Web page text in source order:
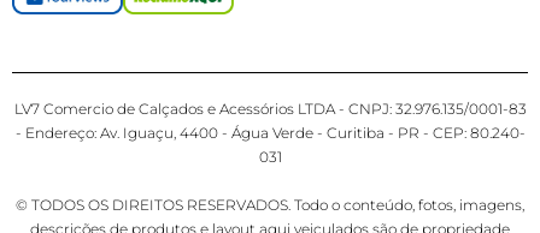
LV7 Comercio de Calçados e Acessórios LTDA - CNPJ: 32.976.135/0001-83
- Endereço: Av. Iguaçu, 4400 - Água Verde - Curitiba - PR - CEP: 80.240-
031
© TODOS OS DIREITOS RESERVADOS. Todo o conteúdo, fotos, imagens,
descrições de produtos e layout aqui veiculados são de propriedade